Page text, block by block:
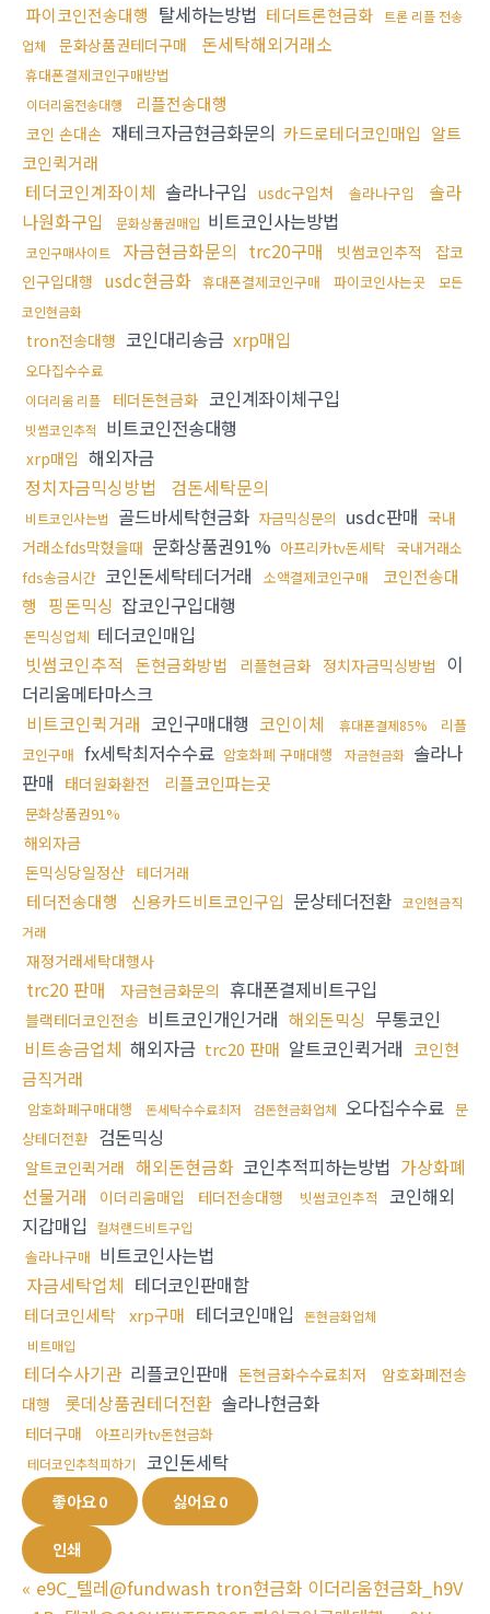
파이코인전송대행 탈세하는방법 테더트론현금화
트론 리플 전송
업체
문화상품권테더구매 돈세탁해외거래소
휴대폰결제코인구매방법
이더리움전송대행 리플전송대행
코인 손대손 재테크자금현금화문의 카드로테더코인매입 알트
코인퀵거래
테더코인계좌이체 솔라나구입 usdc구입처 솔라나구입
솔라
나원화구입
문화상품권매입 비트코인사는방법
코인구매사이트 자금현금화문의 trc20구매 빗썸코인추적
잡코
인구입대행 usdc현금화 휴대폰결제코인구매 파이코인사는곳
모든
코인현금화
tron전송대행 코인대리송금 xrp매입
오다집수수료
이더리움 리플 테더돈현금화 코인계좌이체구입
빗썸코인추적 비트코인전송대행
xrp매입 해외자금
정치자금믹싱방법
검돈세탁문의
비트코인사는법 골드바세탁현금화 자금믹싱문의 usdc판매 국내
거래소fds막혔을때 문화상품권91% 아프리카tv돈세탁 국내거래소
fds송금시간 코인돈세탁테더거래 소액결제코인구매
코인전송대
행
핑돈믹싱 잡코인구입대행
돈믹싱업체 테더코인매입
빗썸코인추적
돈현금화방법 리플현금화 정치자금믹싱방법 이
더리움메타마스크
비트코인퀵거래 코인구매대행 코인이체 휴대폰결제85%
리플
코인구매 fx세탁최저수수료 암호화폐 구매대행 자금현금화 솔라나
판매 태더원화환전 리플코인파는곳
문화상품권91%
해외자금
돈믹싱당일정산 테더거래
테더전송대행 신용카드비트코인구입 문상테더전환 코인현금직
거래
재정거래세탁대행사
trc20 판매 자금현금화문의 휴대폰결제비트구입
블랙테더코인전송 비트코인개인거래 해외돈믹싱 무통코인
비트송금업체 해외자금 trc20 판매 알트코인퀵거래 코인현
금직거래
암호화폐구매대행 돈세탁수수료최저 검돈현금화업체 오다집수수료 문
상테더전환 검돈믹싱
알트코인퀵거래 해외돈현금화 코인추적피하는방법 가상화폐
선물거래
이더리움매입 테더전송대행 빗썸코인추적
코인해외
지갑매입
컬쳐랜드비트구입
솔라나구매 비트코인사는법
자금세탁업체 테더코인판매함
테더코인세탁 xrp구매 테더코인매입
돈현금화업체
비트매입
테더수사기관 리플코인판매 돈현금화수수료최저
암호화폐전송
대행
롯데상품권테더전환 솔라나현금화
테더구매 아프리카tv돈현금화
테더코인추척피하기 코인돈세탁
좋아요0 싫어요0
인쇄
« e9C_텔레@fundwash tron현금화 이더리움현금화_h9V